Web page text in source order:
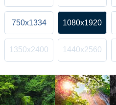
750x1334 1080x1920
1350x2400 1440x2560